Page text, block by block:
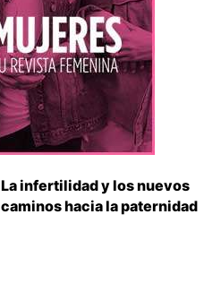
La infertilidad y los nuevos
caminos hacia la paternidad